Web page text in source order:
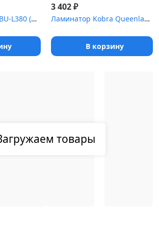
Ламинатор Buro BU-L380 (OL380) A3 (80-125мкм) 25см/мин (2вал.) хо...
3 402₽
Ламинатор Kobra Queenlam 125 T A4 (75-125мкм) 42см/мин (2вал.) хо...
В корзину
товары